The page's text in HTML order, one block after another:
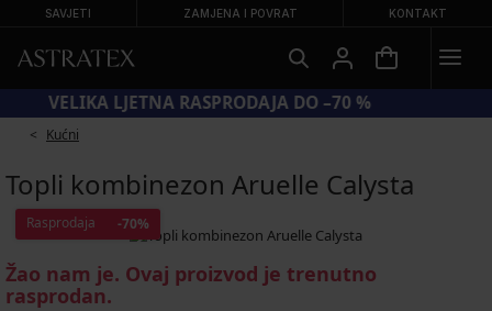
SAVJETI ZAMJENA I POVRAT KONTAKT
VELIKA LJETNA RASPRODAJA DO –70 %
Kućni
Topli kombinezon Aruelle Calysta
Rasprodaja -70%
Žao nam je. Ovaj proizvod je trenutno
rasprodan.